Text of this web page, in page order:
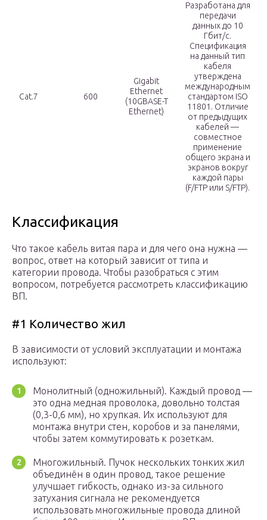
Cat.7 600
Gigabit
Ethernet
(10GBASE-T
Ethernet)
Разработана для
передачи
данных до 10
Гбит/с.
Спецификация
на данный тип
кабеля
утверждена
международным
стандартом ISO
11801. Отличие
от предыдущих
кабелей —
совместное
применение
общего экрана и
экранов вокруг
каждой пары
(F/FTP или S/FTP).
Классификация
Что такое кабель витая пара и для чего она нужна —
вопрос, ответ на который зависит от типа и
категории провода. Чтобы разобраться с этим
вопросом, потребуется рассмотреть классификацию
ВП.
#1 Количество жил
В зависимости от условий эксплуатации и монтажа
используют:
Монолитный (одножильный). Каждый провод —
это одна медная проволока, довольно толстая
(0,3-0,6 мм), но хрупкая. Их используют для
монтажа внутри стен, коробов и за панелями,
чтобы затем коммутировать к розеткам.
Многожильный. Пучок нескольких тонких жил
объединён в один провод, такое решение
улучшает гибкость, однако из-за сильного
затухания сигнала не рекомендуется
использовать многожильные провода длиной